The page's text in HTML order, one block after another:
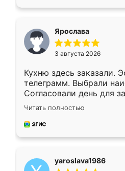
Ярослава
3 августа 2026
Кухню здесь заказали.
телеграмм. Выбрали
Согласовали день для
недели кухня была уже
довольны работой.
мебель за качественную
Читать полностью
yaroslava1986